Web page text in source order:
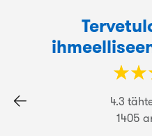
☆☆
★★
4.3
1405